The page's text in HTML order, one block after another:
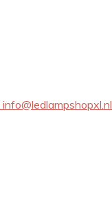
info@ledlampshopxl.nl